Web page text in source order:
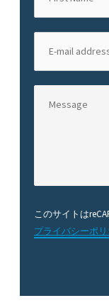
このサイトは
プライバシーポ